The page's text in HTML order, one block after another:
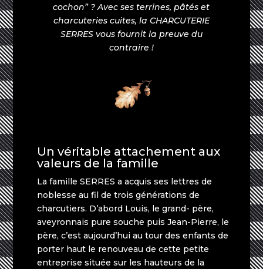
cochon” ? Avec ses terrines, pâtés et
charcuteries cuites, la CHARCUTERIE
SERRES vous fournit la preuve du
contraire !
Un véritable attachement aux
valeurs de la famille
La famille SERRES a acquis ses lettres de
noblesse au fil de trois générations de
charcutiers. D’abord Louis, le grand- père,
aveyronnais pure souche puis Jean-Pierre, le
père, c’est aujourd’hui au tour des enfants de
porter haut le renouveau de cette petite
entreprise située sur les hauteurs de la